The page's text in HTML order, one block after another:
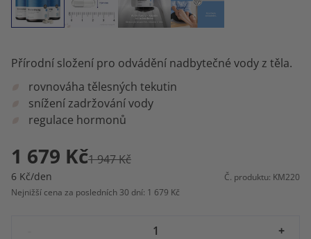
Přírodní složení pro odvádění nadbytečné vody z těla.
rovnováha tělesných tekutin
snížení zadržování vody
regulace hormonů
1 679 Kč1 947 Kč
6 Kč/den
Č. produktu: KM220
Nejnižší cena za posledních 30 dní: 1 679 Kč
+